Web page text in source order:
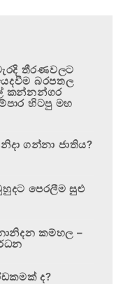
තීරණවලට
බරපතල
කන්නන්ගර
හිටපු මහ
ගන්නා ජාතිය?
පෙරලීම සුළු
කම්හල –
ද?